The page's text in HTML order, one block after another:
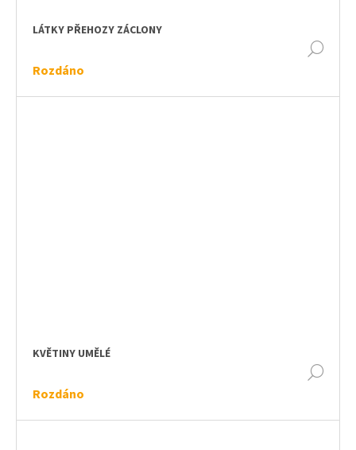
LÁTKY PŘEHOZY ZÁCLONY
Rozdáno
KVĚTINY UMĚLÉ
Rozdáno